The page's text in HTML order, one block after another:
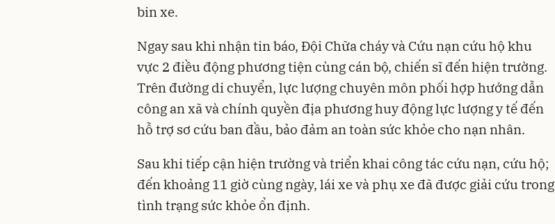
bin xe.
Ngay sau khi nhận tin báo, Đội Chữa cháy và Cứu nạn cứu hộ khu
vực 2 điều động phương tiện cùng cán bộ, chiến sĩ đến hiện trường.
Trên đường di chuyển, lực lượng chuyên môn phối hợp hướng dẫn
công an xã và chính quyền địa phương huy động lực lượng y tế đến
hỗ trợ sơ cứu ban đầu, bảo đảm an toàn sức khỏe cho nạn nhân.
Sau khi tiếp cận hiện trường và triển khai công tác cứu nạn, cứu hộ;
đến khoảng 11 giờ cùng ngày, lái xe và phụ xe đã được giải cứu trong
tình trạng sức khỏe ổn định.